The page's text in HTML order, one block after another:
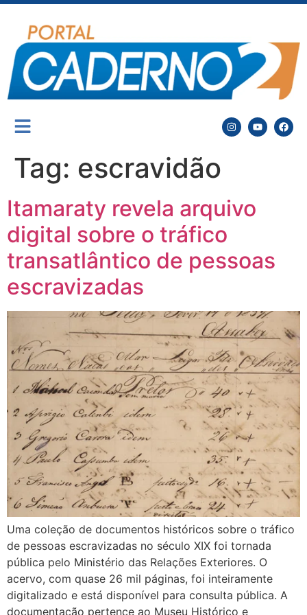
Tag: escravidão
Itamaraty revela arquivo
digital sobre o tráfico
transatlântico de pessoas
escravizadas
Uma coleção de documentos históricos sobre o tráfico
de pessoas escravizadas no século XIX foi tornada
pública pelo Ministério das Relações Exteriores. O
acervo, com quase 26 mil páginas, foi inteiramente
digitalizado e está disponível para consulta pública. A
documentação pertence ao Museu Histórico e